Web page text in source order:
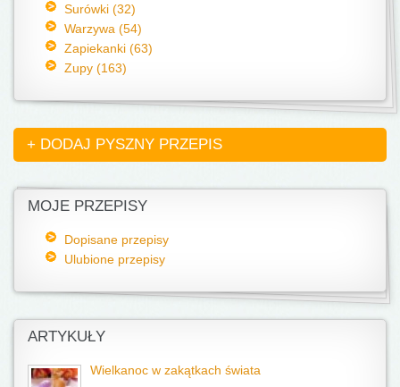
Surówki (32)
Warzywa (54)
Zapiekanki (63)
Zupy (163)
+ DODAJ PYSZNY PRZEPIS
MOJE PRZEPISY
Dopisane przepisy
Ulubione przepisy
ARTYKUŁY
Wielkanoc w zakątkach świata